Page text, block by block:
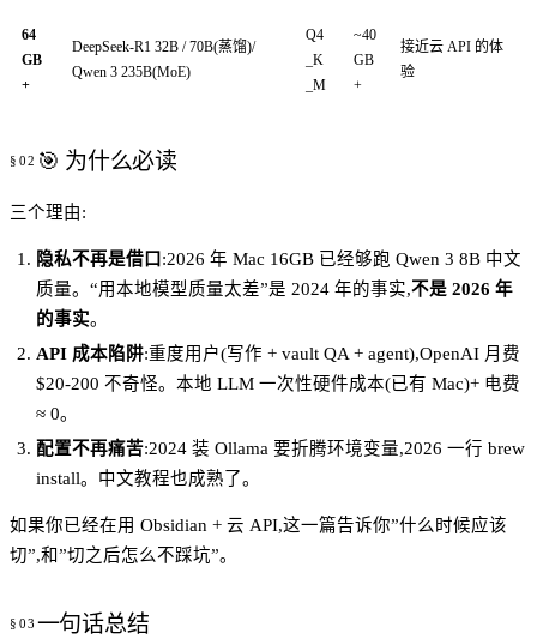
64
GB
+
DeepSeek-R1 32B / 70B(蒸馏)/
Qwen 3 235B(MoE)
Q4
_K
_M
~40
GB
+
接近云 API 的体
验
🎯 为什么必读
三个理由:
隐私不再是借口 :2026 年 Mac 16GB 已经够跑 Qwen 3 8B 中文
质量。“用本地模型质量太差”是 2024 年的事实,不是 2026 年
的事实。
API 成本陷阱:重度用户(写作 + vault QA + agent),OpenAI 月费
$20-200 不奇怪。本地 LLM 一次性硬件成本(已有 Mac)+ 电费
≈ 0。
配置不再痛苦:2024 装 Ollama 要折腾环境变量,2026 一行 brew
install。中文教程也成熟了。
如果你已经在用 Obsidian + 云 API,这一篇告诉你”什么时候应该
切”,和”切之后怎么不踩坑”。
一句话总结